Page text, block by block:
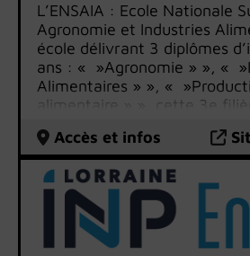
L’ENSAIA : Ecole Nationale
Agronomie et Industries
école délivrant 3 diplômes
ans : « »Agronomie » », «
Alimentaires » », «
alimentaire » », cette 3e
d’apprentissage.
Les ingénieurs ENSAIA ont
compétence : sciences de
sciences biologiques –
économiques et sociales.
Accès et infos